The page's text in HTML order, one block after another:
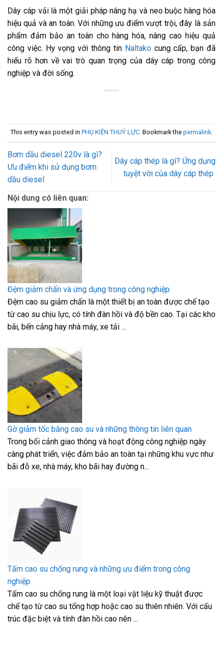
Dây cáp vải là một giải pháp nâng hạ và neo buộc hàng hóa
hiệu quả và an toàn. Với những ưu điểm vượt trội, đây là sản
phẩm đảm bảo an toàn cho hàng hóa, nâng cao hiệu quả
công việc. Hy vọng với thông tin Naltakocung cấp, bạn đã
hiểu rõ hơn về vai trò quan trọng của dây cáp trong công
nghiệp và đời sống.
This entry was posted in PHỤ KIỆN THUỶ LỰC. Bookmark the permalink.
Bơm dầu diesel 220v là gì?
Ưu điểm khi sử dụng bơm
dầu diesel
Dây cáp thép là gì? Ứng dụng
tuyệt vời của dây cáp thép
Nội dung có liên quan:
Đệm giảm chấn và ứng dụng trong công nghiệp
Đệm cao su giảm chấn là một thiết bị an toàn được chế tạo
từ cao su chịu lực, có tính đàn hồi và độ bền cao. Tại các kho
bãi, bến cảng hay nhà máy, xe tải ...
Gờ giảm tốc bằng cao su và những thông tin liên quan
Trong bối cảnh giao thông và hoạt động công nghiệp ngày
càng phát triển, việc đảm bảo an toàn tại những khu vực như
bãi đỗ xe, nhà máy, kho bãi hay đường n...
Tấm cao su chống rung và những ưu điểm trong công
nghiệp
Tấm cao su chống rung là một loại vật liệu kỹ thuật được
chế tạo từ cao su tổng hợp hoặc cao su thiên nhiên. Với cấu
trúc đặc biệt và tính đàn hồi cao nên ...